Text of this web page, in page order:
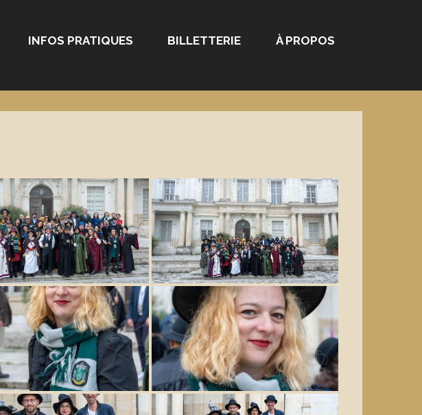
INFOS PRATIQUES BILLETTERIE À PROPOS